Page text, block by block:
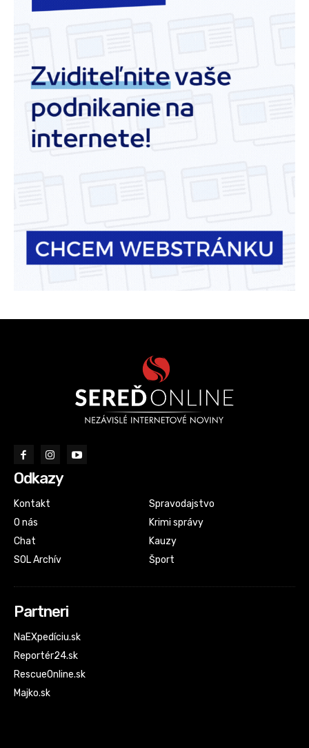
Odkazy
Kontakt
O nás
Chat
SOL Archív
Spravodajstvo
Krimi správy
Kauzy
Šport
Partneri
NaEXpedíciu.sk
Reportér24.sk
RescueOnline.sk
Majko.sk